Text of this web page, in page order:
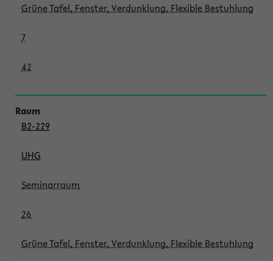
Grüne Tafel, Fenster, Verdunklung, Flexible Bestuhlung
7
42
B2-229
UHG
Seminarraum
26
Grüne Tafel, Fenster, Verdunklung, Flexible Bestuhlung